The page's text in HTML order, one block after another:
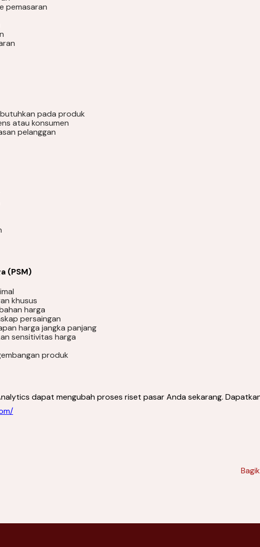
pemasaran
pada produk
atau konsumen
pelanggan
(PSM)
khusus
harga
persaingan
harga jangka panjang
sensitivitas harga
produk
dapat mengubah proses riset pasar Anda sekarang.